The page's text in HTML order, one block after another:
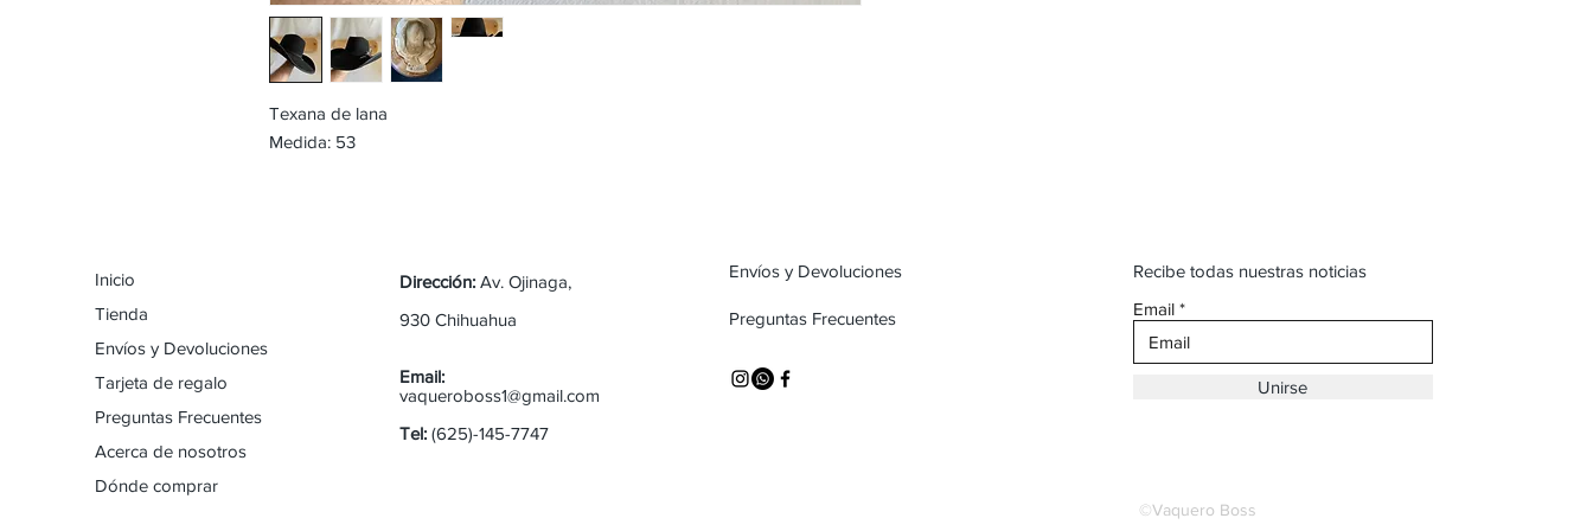
Texana de lana
Medida: 53
Inicio
Tienda
Envíos y Devoluciones
Tarjeta de regalo
Preguntas Frecuentes
Acerca de nosotros
Dónde comprar
Dirección: Av. Ojinaga,
930 Chihuahua
Email:
vaqueroboss1@gmail.com
Tel: (625)-145-7747
Envíos y Devoluciones
Preguntas Frecuentes
Recibe todas nuestras noticias
Email
Unirse
©Vaquero Boss